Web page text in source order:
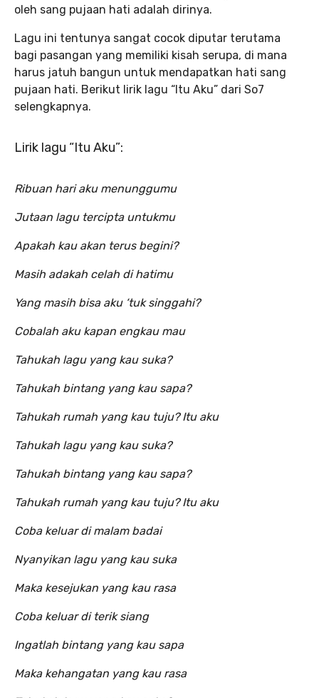
oleh sang pujaan hati adalah dirinya.
Lagu ini tentunya sangat cocok diputar terutama
bagi pasangan yang memiliki kisah serupa, di mana
harus jatuh bangun untuk mendapatkan hati sang
pujaan hati. Berikut lirik lagu “Itu Aku” dari So7
selengkapnya.
Lirik lagu “Itu Aku”:
Ribuan hari aku menunggumu
Jutaan lagu tercipta untukmu
Apakah kau akan terus begini?
Masih adakah celah di hatimu
Yang masih bisa aku ‘tuk singgahi?
Cobalah aku kapan engkau mau
Tahukah lagu yang kau suka?
Tahukah bintang yang kau sapa?
Tahukah rumah yang kau tuju? Itu aku
Tahukah lagu yang kau suka?
Tahukah bintang yang kau sapa?
Tahukah rumah yang kau tuju? Itu aku
Coba keluar di malam badai
Nyanyikan lagu yang kau suka
Maka kesejukan yang kau rasa
Coba keluar di terik siang
Ingatlah bintang yang kau sapa
Maka kehangatan yang kau rasa